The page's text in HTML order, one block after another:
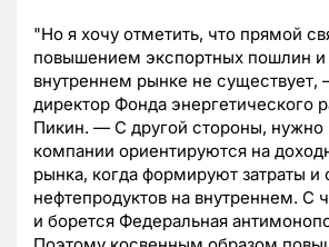
"Но я хочу отметить, что прямой
повышением экспортных пошлин и
внутреннем рынке не
директор Фонда энергетического
Пикин. — С другой стороны, нужно
компании ориентируются на
рынка, когда формируют затраты и
нефтепродуктов на внутреннем. С
и борется Федеральная